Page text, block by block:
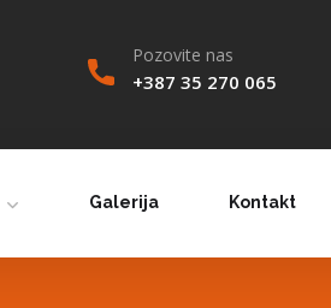
Pozovite nas
+387 35 270 065
Galerija Kontakt